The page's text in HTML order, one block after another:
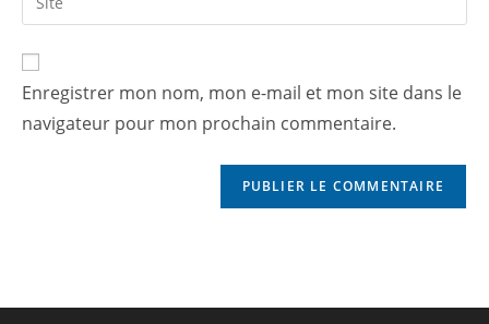
Enregistrer mon nom, mon e-mail et mon site dans le
navigateur pour mon prochain commentaire.